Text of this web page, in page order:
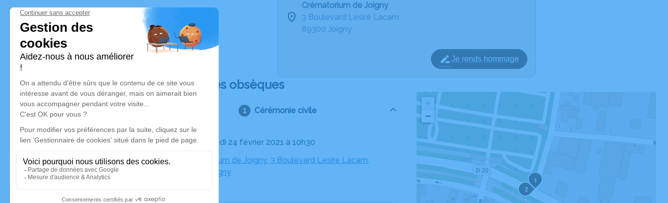
Crématorium de Joigny
3 Boulevard Lesire Lacam
89300 Joigny
Je rends hommage
Déroulé des obsèques
Cérémonie civile
Le mercredi 24 février 2021 à 10h30
Crématorium de Joigny, 3 Boulevard Lesire Lacam,
89300 Joigny
1
2
−